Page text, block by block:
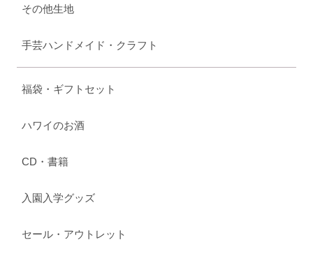
その他生地
手芸ハンドメイド・クラフト
福袋・ギフトセット
ハワイのお酒
CD・書籍
入園入学グッズ
セール・アウトレット